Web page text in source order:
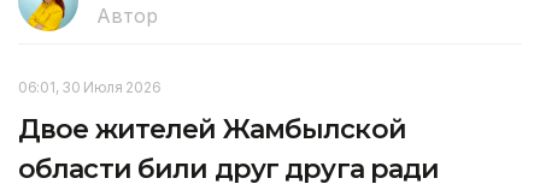
Автор
06:01, 30 Июля 2026
Двое жителей Жамбылской
области били друг друга ради